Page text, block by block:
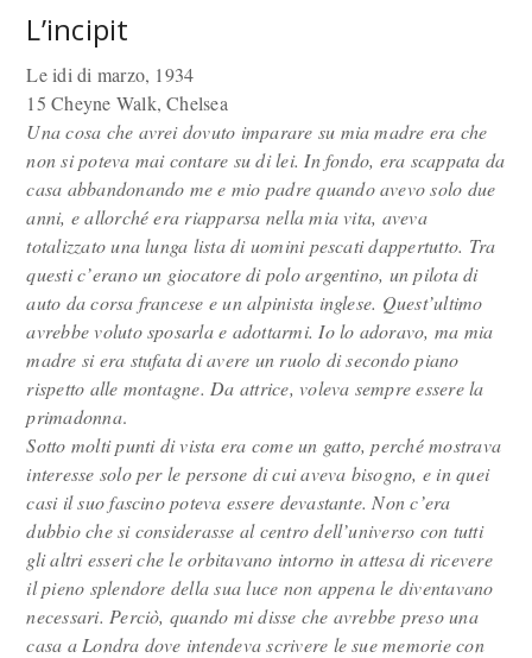
L’incipit
Le idi di marzo, 1934
15 Cheyne Walk, Chelsea
Una cosa che avrei dovuto imparare su mia madre era che
non si poteva mai contare su di lei. In fondo, era scappata da
casa abbandonando me e mio padre quando avevo solo due
anni, e allorché era riapparsa nella mia vita, aveva
totalizzato una lunga lista di uomini pescati dappertutto. Tra
questi c’erano un giocatore di polo argentino, un pilota di
auto da corsa francese e un alpinista inglese. Quest’ultimo
avrebbe voluto sposarla e adottarmi. Io lo adoravo, ma mia
madre si era stufata di avere un ruolo di secondo piano
rispetto alle montagne. Da attrice, voleva sempre essere la
primadonna.
Sotto molti punti di vista era come un gatto, perché mostrava
interesse solo per le persone di cui aveva bisogno, e in quei
casi il suo fascino poteva essere devastante. Non c’era
dubbio che si considerasse al centro dell’universo con tutti
gli altri esseri che le orbitavano intorno in attesa di ricevere
il pieno splendore della sua luce non appena le diventavano
necessari. Perciò, quando mi disse che avrebbe preso una
casa a Londra dove intendeva scrivere le sue memorie con